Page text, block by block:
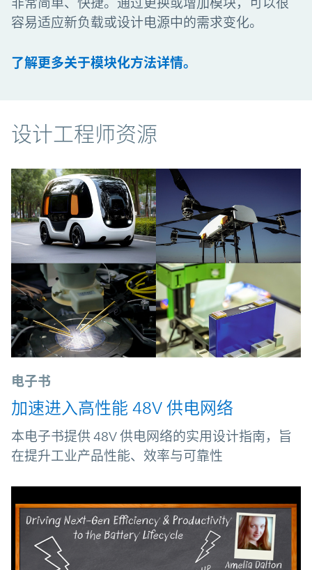
容易适应新负载或设计电源中的需求变化。
了解更多关于模块化方法详情。
资源
设计工程师资源
电子书
加速进入高性能 48V 供电网络
本电子书提供 48V 供电网络的实用设计指南，旨
在提升工业产品性能、效率与可靠性